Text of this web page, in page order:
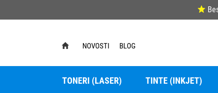
NOVOSTI BLOG
TONERI (LASER) TINTE (INKJET)